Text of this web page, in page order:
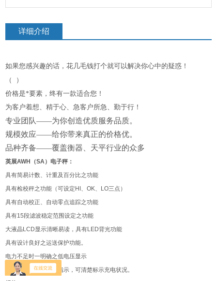
详细介绍
如果您感兴趣的话，花几毛钱打个就可以解决你心中的疑惑！
（
）
价格是*要素，终有一款适合您！
为客户着想、精于心、急客户所急、勤于行！
专业团队——为你创造优质服务品质。
规模效应——给你带来真正的价格优。
品种齐备——覆盖衡器、天平行业的众多
英展AWH （SA）电子秤：
具有简易计数、计重及百分比之功能
具有检校秤之功能（可设定 HI 、OK、 LO三点）
具有自动校正、自动零点追踪之功能
具有15段滤波稳定范围设定之功能
大液晶 LCD显示清晰易读，具有LED背光功能
具有设计良好之运送保护功能。
电力不足时一明确之低电压显示
具有双色之LED充电指示，可清楚标示充电状况。